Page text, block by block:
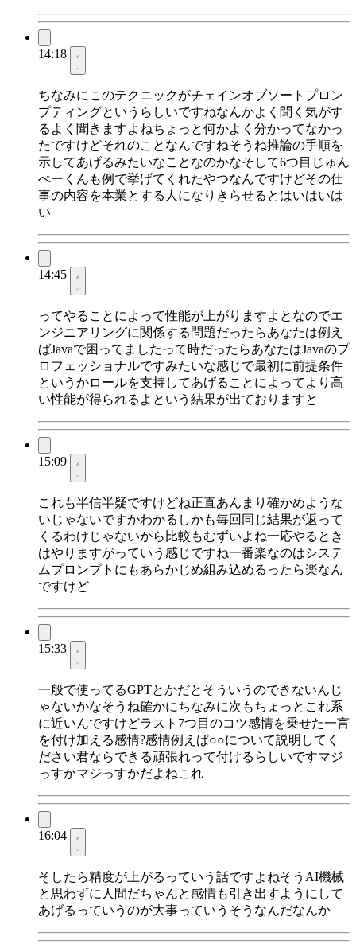
14:18
ちなみにこのテクニックがチェインオブソートプロン
プティングというらしいですねなんかよく聞く気がす
るよく聞きますよねちょっと何かよく分かってなかっ
たですけどそれのことなんですねそうね推論の手順を
示してあげるみたいなことなのかなそして6つ目じゅん
ぺーくんも例で挙げてくれたやつなんですけどその仕
事の内容を本業とする人になりきらせるとはいはいは
い
14:45
ってやることによって性能が上がりますよとなのでエ
ンジニアリングに関係する問題だったらあなたは例え
ばJavaで困ってましたって時だったらあなたはJavaのプ
ロフェッショナルですみたいな感じで最初に前提条件
というかロールを支持してあげることによってより高
い性能が得られるよという結果が出ておりますと
15:09
これも半信半疑ですけどね正直あんまり確かめような
いじゃないですかわかるしかも毎回同じ結果が返って
くるわけじゃないから比較もむずいよね一応やるとき
はやりますがっていう感じですね一番楽なのはシステ
ムプロンプトにもあらかじめ組み込めるったら楽なん
ですけど
15:33
一般で使ってるGPTとかだとそういうのできないんじ
ゃないかなそうね確かにちなみに次もちょっとこれ系
に近いんですけどラスト7つ目のコツ感情を乗せた一言
を付け加える感情?感情例えば○○について説明してく
ださい君ならできる頑張れって付けるらしいですマジ
っすかマジっすかだよねこれ
16:04
そしたら精度が上がるっていう話ですよねそうAI機械
と思わずに人間だちゃんと感情も引き出すようにして
あげるっていうのが大事っていうそうなんだなんか